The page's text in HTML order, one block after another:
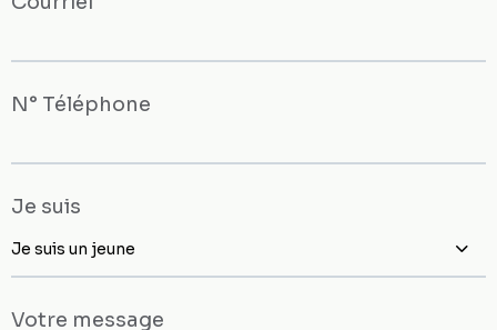
N° Téléphone
Je suis
Je suis un jeune
Votre message